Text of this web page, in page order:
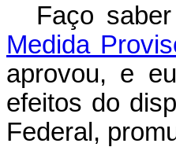
Faço
Medida
aprovou, e
efeitos do
Federal,